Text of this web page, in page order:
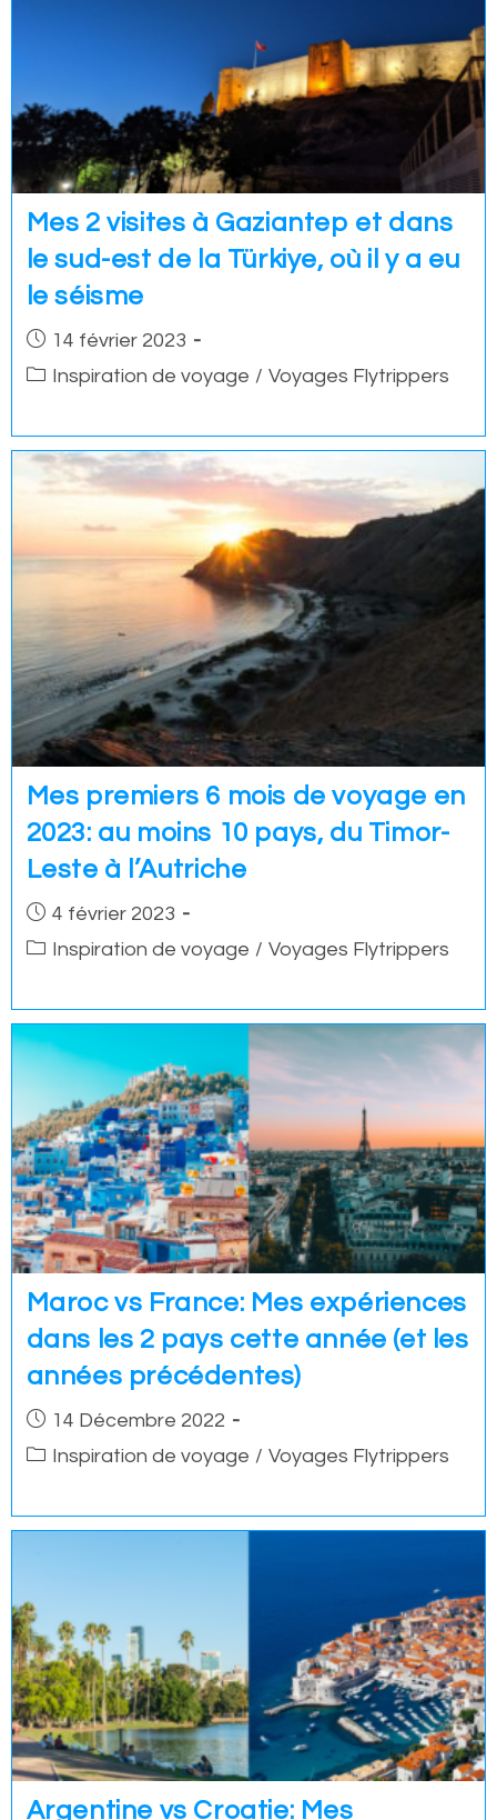
Mes 2 visites à Gaziantep et dans
le sud-est de la Türkiye, où il y a eu
le séisme
Post14 février 2023
PostInspiration de voyage / Voyages Flytrippers
Mes premiers 6 mois de voyage en
2023: au moins 10 pays, du Timor-
Leste à l’Autriche
Post4 février 2023
PostInspiration de voyage / Voyages Flytrippers
Maroc vs France: Mes expériences
dans les 2 pays cette année (et les
années précédentes)
Post14 Décembre 2022
PostInspiration de voyage / Voyages Flytrippers
Argentine vs Croatie: Mes